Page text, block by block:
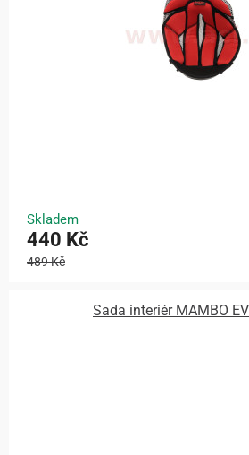
Skladem
440 Kč
489 Kč
Sada interiér MAMBO